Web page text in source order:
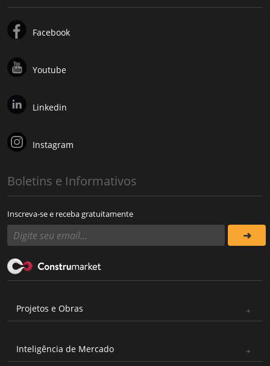
Facebook
Youtube
Linkedin
Instagram
Boletins e Informativos
Inscreva-se e receba gratuitamente
Projetos e Obras
Inteligência de Mercado